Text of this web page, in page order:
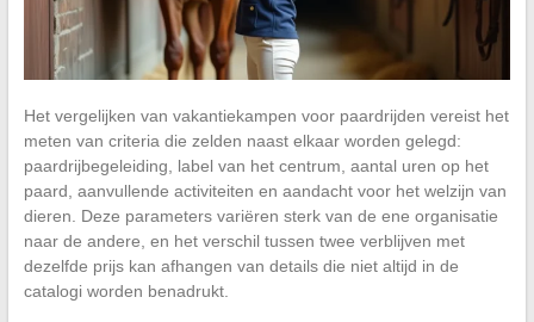
Het vergelijken van vakantiekampen voor paardrijden vereist het
meten van criteria die zelden naast elkaar worden gelegd:
paardrijbegeleiding, label van het centrum, aantal uren op het
paard, aanvullende activiteiten en aandacht voor het welzijn van
dieren. Deze parameters variëren sterk van de ene organisatie
naar de andere, en het verschil tussen twee verblijven met
dezelfde prijs kan afhangen van details die niet altijd in de
catalogi worden benadrukt.